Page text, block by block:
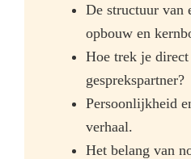
De structuur van
opbouw en
Hoe trek je
gesprekspartner?
Persoonlijkheid
verhaal.
Het belang van